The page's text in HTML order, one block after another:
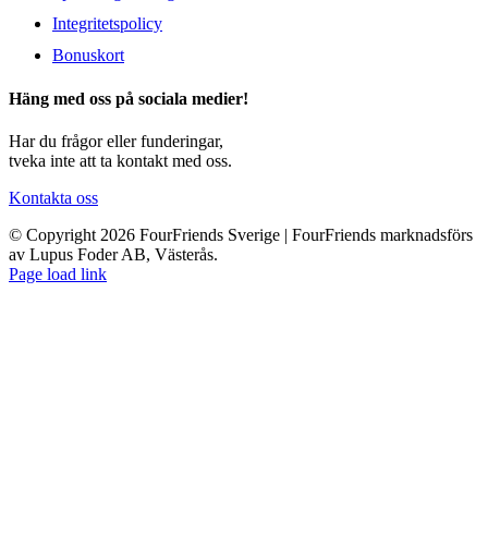
Integritetspolicy
Bonuskort
Häng med oss på sociala medier!
Har du frågor eller funderingar,
tveka inte att ta kontakt med oss.
Kontakta oss
© Copyright 2026 FourFriends Sverige | FourFriends marknadsförs
av Lupus Foder AB, Västerås.
Page load link